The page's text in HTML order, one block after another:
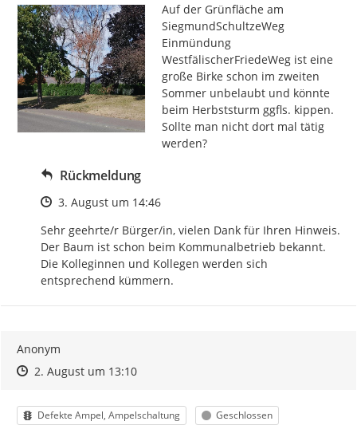
Auf der Grünfläche am
SiegmundSchultzeWeg
Einmündung
WestfälischerFriedeWeg ist eine
große Birke schon im zweiten
Sommer unbelaubt und könnte
beim Herbststurm ggfls. kippen.
Sollte man nicht dort mal tätig
werden?
Rückmeldung
Zeitpunkt des Erstellens
3. August um 14:46
Sehr geehrte/r Bürger/in, vielen Dank für Ihren Hinweis.
Der Baum ist schon beim Kommunalbetrieb bekannt.
Die Kolleginnen und Kollegen werden sich
entsprechend kümmern.
Anonym
Zeitpunkt des Erstellens
Zeitpunkt des Erstellens
2. August um 13:10Zur Äußerung
Kategorie
Defekte Ampel, Ampelschaltung Status
Geschlossen